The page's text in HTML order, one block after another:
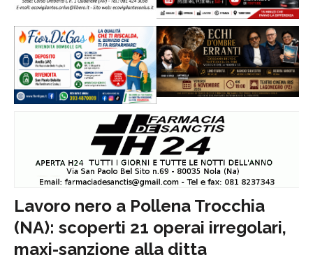
Lavoro nero a Pollena Trocchia
(NA): scoperti 21 operai irregolari,
maxi-sanzione alla ditta